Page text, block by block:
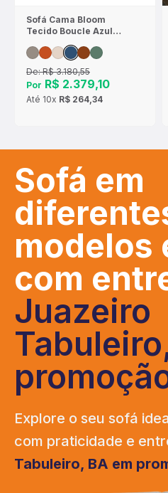
Sofá Cama Bloom
Tecido Boucle Azul
Marinho - Sofá na
Caixa
De:R$ 3.180,55
Por R$ 2.379,10
Até 10x R$ 264,34
Sofá em
modelos
com
Juazeiro
Explore o seu sofá
com praticidade e
Tabuleiro, BA em